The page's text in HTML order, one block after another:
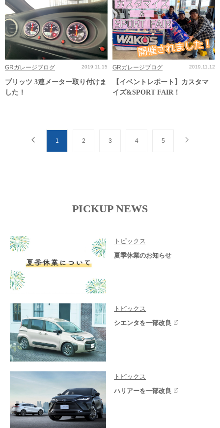
GRガレージブログ 2019.11.15
ブリッツ 3連メーター取り付けま
した！
GRガレージブログ 2019.11.12
【イベントレポート】カスタマ
イズ&SPORT FAIR！
1 2 3 4 5
PICKUP NEWS
トピックス
夏季休業のお知らせ
トピックス
シエンタを一部改良
トピックス
ハリアーを一部改良